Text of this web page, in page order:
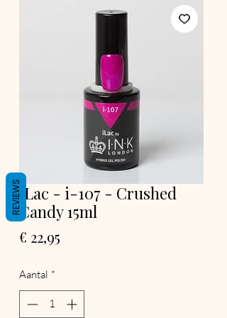
iLac - i-107 - Crushed
Candy 15ml
€ 22,95
Aantal *
REVIEWS